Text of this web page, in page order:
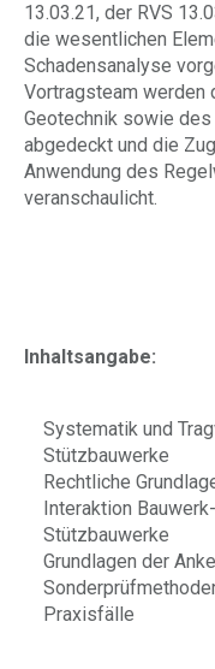
13.03.21, der RVS
die wesentlichen
Schadensanalyse
Vortragsteam werden
Geotechnik sowie
abgedeckt und die
Anwendung des
veranschaulicht.
Inhaltsangabe:
Systematik und
Stützbauwerke
Rechtliche
Interaktion
Stützbauwerke
Grundlagen der
Praxisfälle